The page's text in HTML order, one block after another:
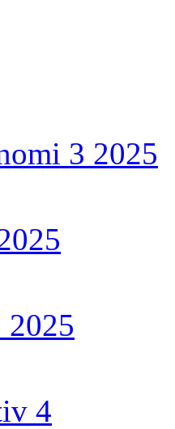
3 2025
4